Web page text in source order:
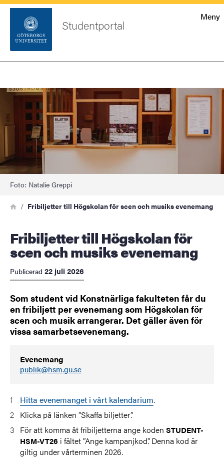
Sök
Meny
Studentportal
in
Sök
Bild
Foto: Natalie Greppi
Länkstig
HemFribiljetter till Högskolan för scen och musiks evenemang
Fribiljetter till Högskolan för
scen och musiks evenemang
Publicerad 22 juli 2026
Som student vid Konstnärliga fakulteten får du
en fribiljett per evenemang som Högskolan för
scen och musik arrangerar. Det gäller även för
vissa samarbetsevenemang.
Evenemang
publik@hsm.gu.se
Hitta evenemanget i vårt kalendarium.
Klicka på länken ”Skaffa biljetter”.
För att komma åt fribiljetterna ange koden STUDENT-
HSM-VT26 i fältet ”Ange kampanjkod”. Denna kod är
giltig under vårterminen 2026.